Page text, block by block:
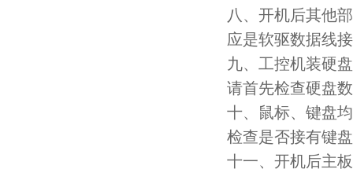
八、开机后其他
应是软驱数据线
九、工控机装硬
请首先检查硬盘
十、鼠标、键盘
检查是否接有键
十一、开机后主